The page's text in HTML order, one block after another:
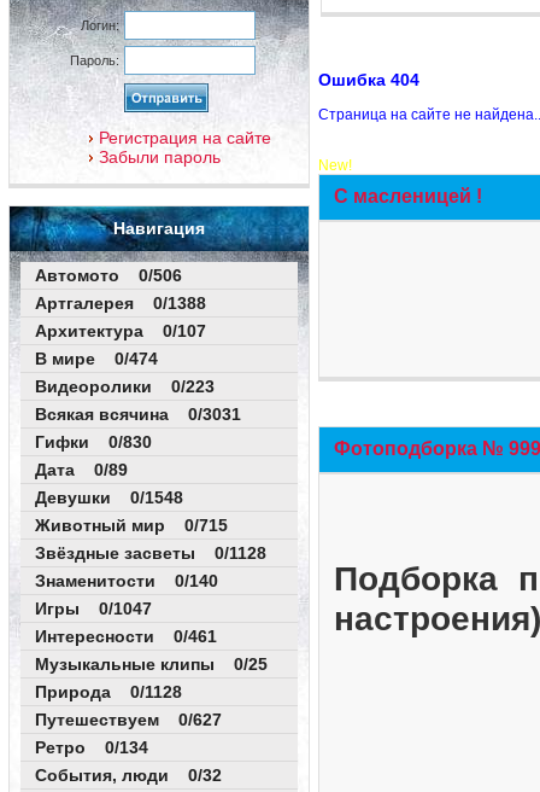
Логин:
Пароль:
Регистрация на сайте
Забыли пароль
Навигация
Автомото 0/506
Артгалерея 0/1388
Архитектура 0/107
В мире 0/474
Видеоролики 0/223
Всякая всячина 0/3031
Гифки 0/830
Дата 0/89
Девушки 0/1548
Животный мир 0/715
Звёздные засветы 0/1128
Знаменитости 0/140
Игры 0/1047
Интересности 0/461
Музыкальные клипы 0/25
Природа 0/1128
Путешествуем 0/627
Ретро 0/134
События, люди 0/32
Ошибка 404
Страница на сайте не
New!
С масленицей !
Фотоподборка №
Подборка